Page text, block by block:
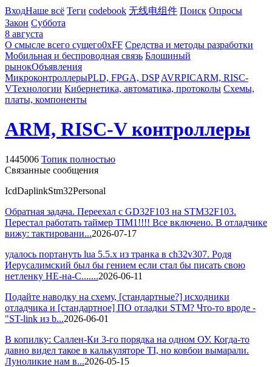
ВходНаше всё Теги codebook 无线电组件 Поиск Опросы
Закон Суббота
8 августа
О смысле всего сущего0xFF Средства и методы разработки
Мобильная и беспроводная связь Блошиный
рынокОбъявления
МикроконтроллерыPLD, FPGA, DSP AVRPICARM, RISC-
VТехнологии Кибернетика, автоматика, протоколы Схемы,
платы, компоненты
ARM, RISC-V контроллеры
1445006 Топик полностью
Связанные сообщения
IcdDaplinkStm32Personal
Обратная задача. Переехал с GD32F103 на STM32F103.
Перестал работать таймер TIM1!!!! Все включено. В отладчике
вижу: тактировани...2026-07-17
удалось портануть lua 5.5.x из транка в ch32v307. Родя
Иерусалимский был бы гением если стал бы писать свою
нетленку НЕ-на-С.......2026-06-11
Подайте наводку на схему, [стандартные?] исходники
отладчика и [стандартное] ПО отладки STM? Что-то вроде -
"ST-link из b...2026-06-01
В копилку: Саллен-Ки 3-го порядка на одном ОУ. Когда-то
давно видел такое в калькуляторе TI, но ковбои вымарали.
Луноликие нам в...2026-05-15